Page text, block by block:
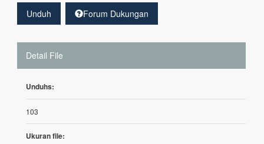
Unduh Forum Dukungan
Detail File
Unduhs:
103
Ukuran file: